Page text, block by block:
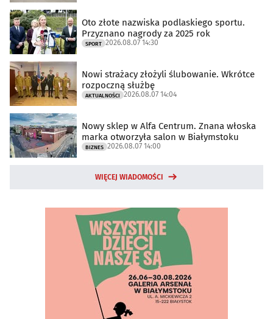
Oto złote nazwiska podlaskiego sportu.
Przyznano nagrody za 2025 rok
SPORT 2026.08.07 14:30
Nowi strażacy złożyli ślubowanie. Wkrótce
rozpoczną służbę
AKTUALNOŚCI 2026.08.07 14:04
Nowy sklep w Alfa Centrum. Znana włoska
marka otworzyła salon w Białymstoku
BIZNES 2026.08.07 14:00
WIĘCEJ WIADOMOŚCI